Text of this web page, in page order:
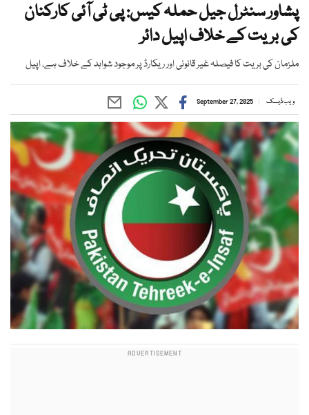
پشاور سنٹرل جیل حملہ کیس: پی ٹی آئی کارکنان
کی بریت کے خلاف اپیل دائر
ملزمان کی بریت کا فیصلہ غیر قانونی اور ریکارڈ پر موجود شواہد کے خلاف ہے، اپیل
ویب ڈیسک September 27, 2025